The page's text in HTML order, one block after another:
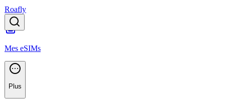
Roafly
Mes eSIMs
Plus